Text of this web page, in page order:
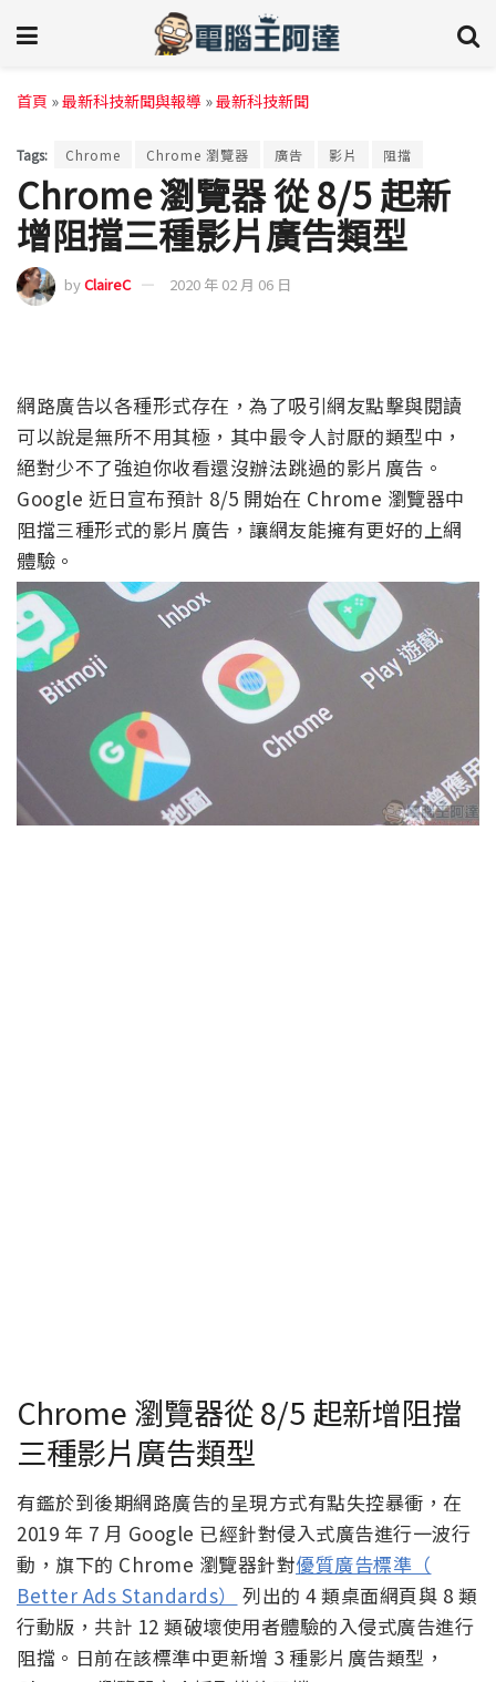
首頁 »最新科技新聞與報導 »最新科技新聞
Tags: Chrome Chrome 瀏覽器 廣告 影片 阻擋
Chrome 瀏覽器 從 8/5 起新
增阻擋三種影片廣告類型
byClaireC 2020 年 02 月 06 日
網路廣告以各種形式存在，為了吸引網友點擊與閱讀
可以說是無所不用其極，其中最令人討厭的類型中，
絕對少不了強迫你收看還沒辦法跳過的影片廣告。
Google 近日宣布預計 8/5 開始在 Chrome 瀏覽器中
阻擋三種形式的影片廣告，讓網友能擁有更好的上網
體驗。
Chrome 瀏覽器從 8/5 起新增阻擋
三種影片廣告類型
有鑑於到後期網路廣告的呈現方式有點失控暴衝，在
2019 年 7 月 Google 已經針對侵入式廣告進行一波行
動，旗下的 Chrome 瀏覽器針對優質廣告標準（
Better Ads Standards）
列出的 4 類桌面網頁與 8 類
行動版，共計 12 類破壞使用者體驗的入侵式廣告進行
阻擋。日前在該標準中更新增 3 種影片廣告類型，